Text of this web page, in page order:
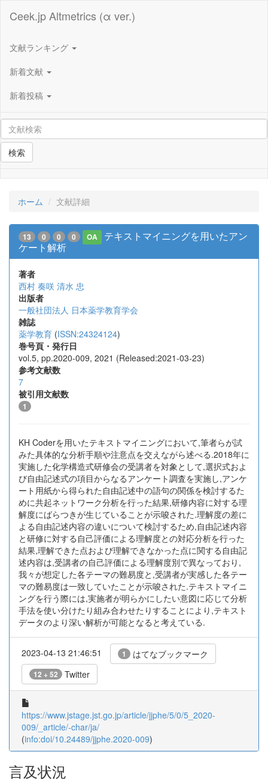
Ceek.jp Altmetrics (α ver.)
文献ランキング
新着文献
新着投稿
検索
ホーム 文献詳細
13 0 0 0 OA
テキストマイニングを用いたアン
ケート解析
著者
西村 奏咲 清水 忠
出版者
一般社団法人 日本薬学教育学会
雑誌
薬学教育 (ISSN:24324124)
巻号頁・発行日
vol.5, pp.2020-009, 2021 (Released:2021-03-23)
参考文献数
7
被引用文献数
1
KH Coderを用いたテキストマイニングにおいて,筆者らが試
みた具体的な分析手順や注意点を交えながら述べる.2018年に
実施した化学構造式研修会の受講者を対象として,選択式およ
び自由記述式の項目からなるアンケート調査を実施し,アンケ
ート用紙から得られた自由記述中の語句の関係を検討するた
めに共起ネットワーク分析を行った結果,研修内容に対する理
解度にばらつきが生じていることが示唆された.理解度の差に
よる自由記述内容の違いについて検討するため,自由記述内容
と研修に対する自己評価による理解度との対応分析を行った
結果,理解できた点および理解できなかった点に関する自由記
述内容は,受講者の自己評価による理解度別で異なっており,
我々が想定した各テーマの難易度と,受講者が実感した各テー
マの難易度は一致していたことが示唆された.テキストマイニ
ングを行う際には,実施者が明らかにしたい意図に応じて分析
手法を使い分けたり組み合わせたりすることにより,テキスト
データのより深い解析が可能となると考えている.
2023-04-13 21:46:51 1 はてなブックマーク
12 + 52 Twitter
https://www.jstage.jst.go.jp/article/jjphe/5/0/5_2020-
009/_article/-char/ja/
(info:doi/10.24489/jjphe.2020-009)
言及状況